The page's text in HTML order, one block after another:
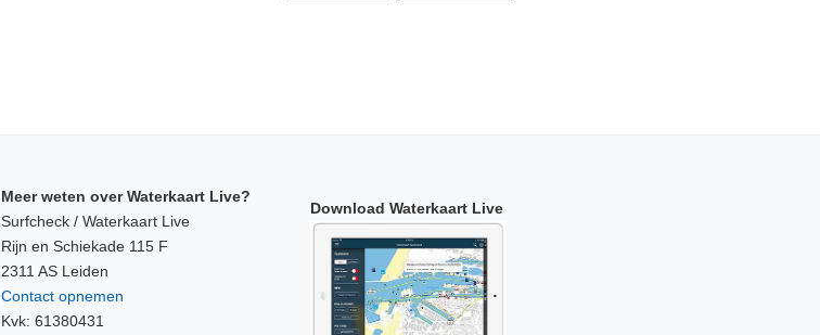
Meer weten over Waterkaart Live?
Surfcheck / Waterkaart Live
Rijn en Schiekade 115 F
2311 AS Leiden
Contact opnemen
Kvk: 61380431
Download Waterkaart Live